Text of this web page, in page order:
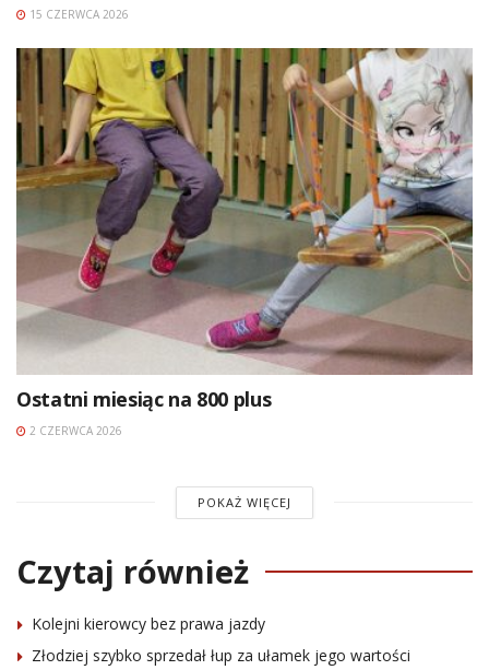
15 CZERWCA 2026
Ostatni miesiąc na 800 plus
2 CZERWCA 2026
POKAŻ WIĘCEJ
Czytaj również
Kolejni kierowcy bez prawa jazdy
Złodziej szybko sprzedał łup za ułamek jego wartości